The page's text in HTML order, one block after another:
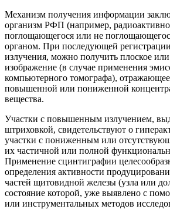
Механизм получения информации
организм РФП (например,
поглощающегося или не
органом. При последующей
излучения, можно получить плоское
изображение (в случае применения
компьютерного томографа),
повышенной или пониженной
вещества.
Участки с повышенным излучением,
штриховкой, свидетельствуют о
участки с пониженным или
их частичной или полной
Применение сцинтиграфии
определения активности
частей щитовидной железы (узла или
состояние которой, уже выявлено с
или инструментальных методов